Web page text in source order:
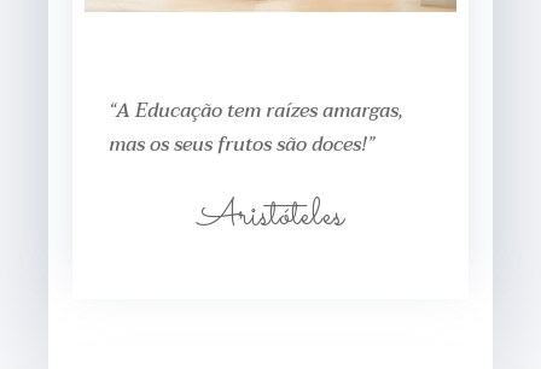
“A Educação tem raízes amargas,
mas os seus frutos são doces!”
Aristóteles